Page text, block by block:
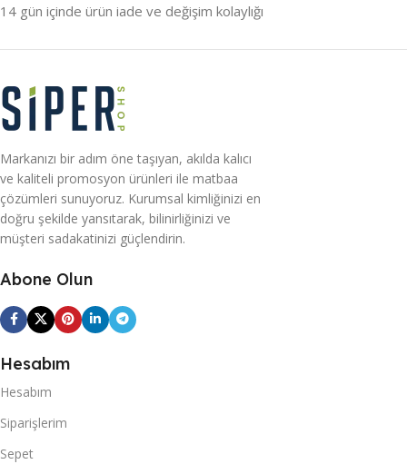
14 gün içinde ürün iade ve değişim kolaylığı
Markanızı bir adım öne taşıyan, akılda kalıcı
ve kaliteli promosyon ürünleri ile matbaa
çözümleri sunuyoruz. Kurumsal kimliğinizi en
doğru şekilde yansıtarak, bilinirliğinizi ve
müşteri sadakatinizi güçlendirin.
Abone Olun
Hesabım
Hesabım
Siparişlerim
Sepet